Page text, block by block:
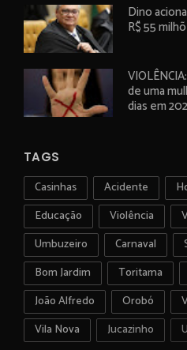
Dino
R$ 55
de uma
dias em
TAGS
Casinhas Acidente
Educação
Violência
Umbuzeiro
Carnaval
Bom Jardim
Toritama
João Alfredo
Orobó
Vila Nova
Jucazinho